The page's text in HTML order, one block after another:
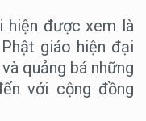
hiện được xem là
giáo hiện đại
quảng bá những
với cộng đồng